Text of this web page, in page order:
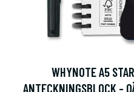
WHYNOTE A5
ANTECKNINGSBLOCK -